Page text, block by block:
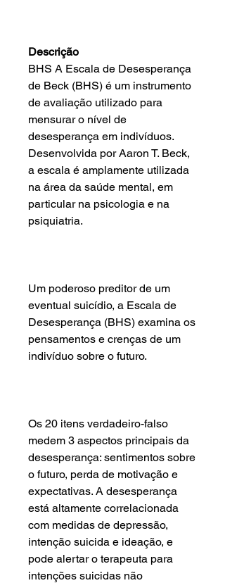
Descrição
BHS A Escala de Desesperança
de Beck (BHS) é um instrumento
de avaliação utilizado para
mensurar o nível de
desesperança em indivíduos.
Desenvolvida por Aaron T. Beck,
a escala é amplamente utilizada
na área da saúde mental, em
particular na psicologia e na
psiquiatria.
Um poderoso preditor de um
eventual suicídio, a Escala de
Desesperança (BHS) examina os
pensamentos e crenças de um
indivíduo sobre o futuro.
Os 20 itens verdadeiro-falso
medem 3 aspectos principais da
desesperança: sentimentos sobre
o futuro, perda de motivação e
expectativas. A desesperança
está altamente correlacionada
com medidas de depressão,
intenção suicida e ideação, e
pode alertar o terapeuta para
intenções suicidas não